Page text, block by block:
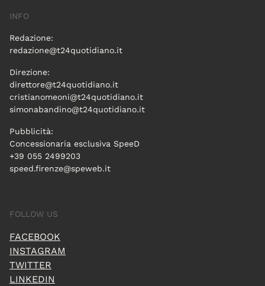
INFO
Redazione:
redazione@t24quotidiano.it
Direzione:
direttore@t24quotidiano.it
cristianomeoni@t24quotidiano.it
simonabandino@t24quotidiano.it
Pubblicità:
Concessionaria esclusiva SpeeD
+39 055 2499203
speed.firenze@speweb.it
FOLLOW US
FACEBOOK
INSTAGRAM
TWITTER
LINKEDIN